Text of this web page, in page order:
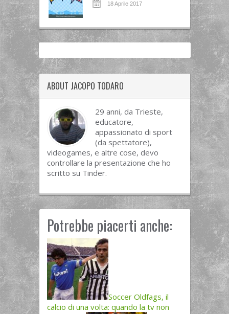
18 Aprile 2017
ABOUT JACOPO TODARO
29 anni, da Trieste,
educatore,
appassionato di sport
(da spettatore),
videogames, e altre cose, devo
controllare la presentazione che ho
scritto su Tinder.
Potrebbe piacerti anche:
Soccer Oldfags, il
calcio di una volta: quando la tv non